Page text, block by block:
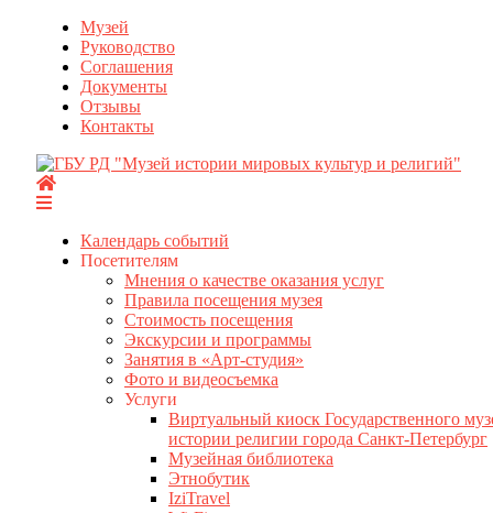
Перейти
содержимому
Музей
Руководство
Соглашения
Документы
Отзывы
Контакты
Календарь событий
Посетителям
Мнения о качестве оказания услуг
Правила посещения музея
Стоимость посещения
Экскурсии и программы
Занятия в «Арт-студия»
Фото и видеосъемка
Услуги
Виртуальный киоск Государственного
истории религии города Санкт-Петербург
Музейная библиотека
Этнобутик
IziTravel